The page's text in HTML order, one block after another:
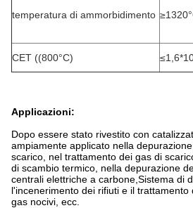
temperatura di ammorbidimento
CET ((800°C)
Applicazioni:
Dopo essere stato rivestito con
ampiamente applicato nella
scarico, nel trattamento dei gas di
di scambio termico, nella depurazione
centrali elettriche a carbone,Sistema di
l'incenerimento dei rifiuti e il trattamento
gas nocivi, ecc.